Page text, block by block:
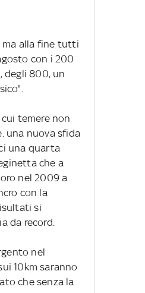
ma alla fine tutti
con i 200
degli 800, un
temere non
una nuova sfida
una quarta
che a
nel 2009 a
con la
si
da record.
nel
10km saranno
che senza la